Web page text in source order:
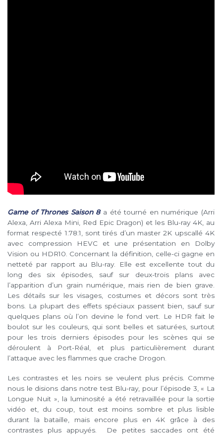
Game of Thrones Saison 8a été tourné en numérique (Arri
Alexa, Arri Alexa Mini, Red Epic Dragon) et les Blu-ray 4K, au
format respecté 1.78:1, sont tirés d’un master 2K upscallé 4K
avec compression HEVC et une présentation en Dolby
Vision ou HDR10. Concernant la définition, celle-ci gagne en
netteté par rapport au Blu-ray. Elle est excellente tout du
long des six épisodes, sauf sur deux-trois plans avec
l’apparition d’un grain numérique, mais rien de bien grave.
Les détails sur les visages, costumes et décors sont très
bons. La plupart des effets spéciaux passent bien, sauf sur
quelques plans où l’on devine le fond vert. Le HDR fait le
boulot sur les couleurs, qui sont belles et saturées, surtout
pour les trois derniers épisodes pour les scènes qui se
déroulent à Port-Réal, et plus particulièrement durant
l’attaque avec les flammes que crache Drogon.
Les contrastes et les noirs se veulent plus précis. Comme
nous le disions dans notre test Blu-ray, pour l’épisode 3, « La
Longue Nuit », la luminosité a été retravaillée pour la sortie
vidéo et, du coup, tout est moins sombre et plus lisible
durant la bataille, mais encore plus en 4K grâce à des
contrastes plus appuyés. De petites saccades ont été